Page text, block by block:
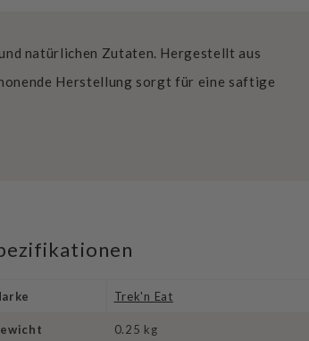
natürlichen Zutaten. Hergestellt aus
Herstellung sorgt für eine saftige
Trek'n Eat
0.25 kg